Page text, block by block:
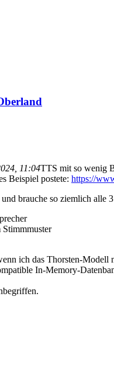
11:04TTS mit so wenig
Beispiel postete: https://
brauche so ziemlich alle
Stimmmuster
ich das Thorsten-
In-Memory-